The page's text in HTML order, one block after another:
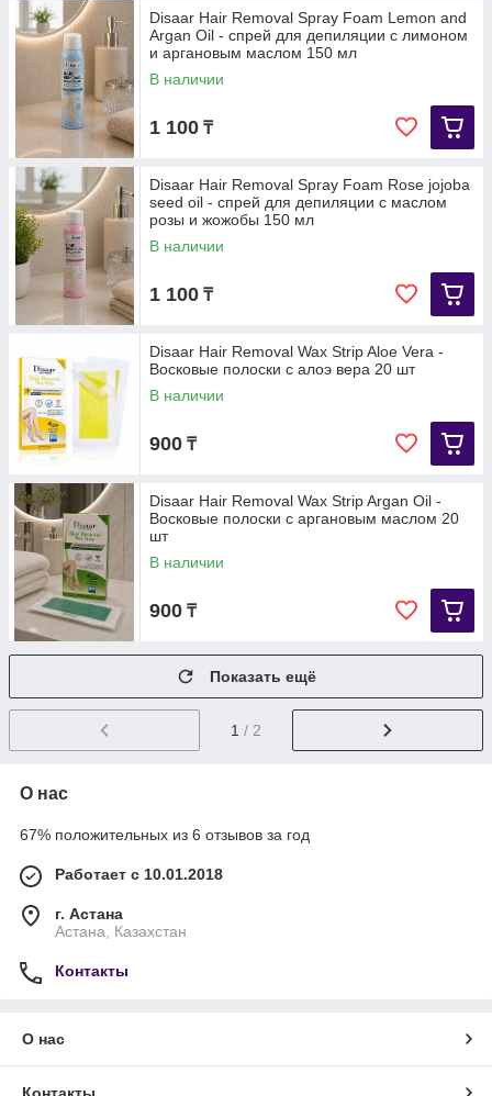
Disaar Hair Removal Spray Foam Lemon and
Argan Oil - спрей для депиляции с лимоном
и аргановым маслом 150 мл
В наличии
1 100 ₸
Disaar Hair Removal Spray Foam Rose jojoba
seed oil - спрей для депиляции с маслом
розы и жожобы 150 мл
В наличии
1 100 ₸
Disaar Hair Removal Wax Strip Aloe Vera -
Восковые полоски с алоэ вера 20 шт
В наличии
900 ₸
Disaar Hair Removal Wax Strip Argan Oil -
Восковые полоски с аргановым маслом 20
шт
В наличии
900 ₸
Показать ещё
1 / 2
О нас
67% положительных из 6 отзывов за год
Работает с 10.01.2018
г. Астана
Астана, Казахстан
Контакты
О нас